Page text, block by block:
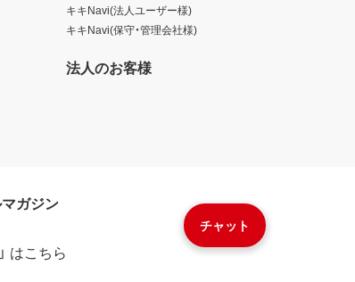
チャット
キキNavi(法人ユーザー様)
キキNavi(保守・管理会社様)
法人のお客様
ガジン
はこちら